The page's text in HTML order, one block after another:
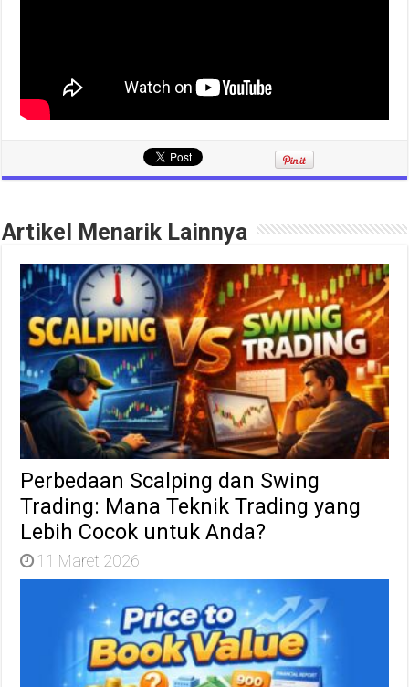
Artikel Menarik Lainnya
Perbedaan Scalping dan Swing
Trading: Mana Teknik Trading yang
Lebih Cocok untuk Anda?
11 Maret 2026